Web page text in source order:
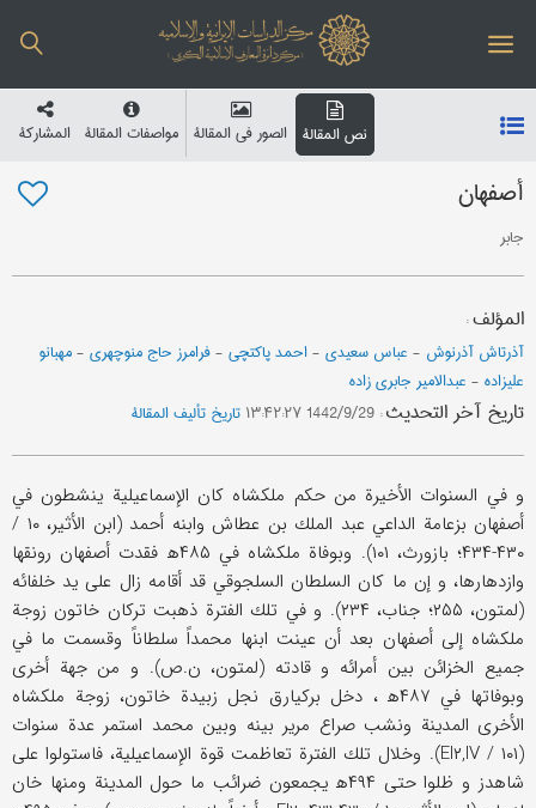
نص المقالة الصور في المقالة مواصفات المقالة المشارکة
أصفهان
جابر
المؤلف:
آذرتاش آذرنوش - عباس سعیدي -احمد پاکتچی -فرامرز حاج منوچهری -مهبانو
علیزاده - عبدالامیر جابری زاده
تاریخ آخر التحدیث: 1442/9/29 ۱۳:۴۲:۲۷ تاریخ تألیف المقالة
و في السنوات الأخيرة من حكم ملكشاه كان الإسماعيلية ينشطون في
أصفهان بزعامة الداعي عبد الملك بن عطاش وابنه أحمد (ابن الأثير، ۱۰ /
۴۳۰-۴۳۴؛ بازورث، ۱۰۱). وبوفاة ملكشاه في ۴۸۵ه‍ فقدت أصفهان رونقها
وازدهارها، و إن ما كان السلطان السلجوقي قد أقامه زال على يد خلفائه
(لمتون، ۲۵۵؛ جناب، ۲۳۴). و في تلك الفترة ذهبت تركان خاتون زوجة
ملكشاه إلى أصفهان بعد أن عينت ابنها محمداً سلطاناً وقسمت ما في
جميع الخزائن بين أمرائه و قادته (لمتون، ن.ص). و من جهة أخرى
وبوفاتها في ۴۸۷ه‍ ، دخل بركيارق نجل زبيدة خاتون، زوجة ملكشاه
الأخرى المدينة ونشب صراع مرير بينه وبين محمد استمر عدة سنوات
(EI۲,IV / ۱۰۱). وخلال تلك الفترة تعاظمت قوة الإسماعيلية، فاستولوا على
شاهدز و ظلوا حتى ۴۹۴ه‍ يجمعون ضرائب ما حول المدينة ومنها خان